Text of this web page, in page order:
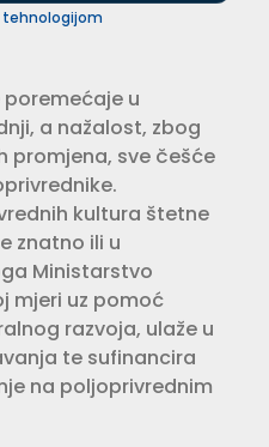
tehnologijom
poremećaje u
a nažalost, zbog
promjena, sve češće
kultura štetne
znatno ili u
Ministarstvo
mjeri uz pomoć
razvoja, ulaže u
te sufinancira
na poljoprivrednim